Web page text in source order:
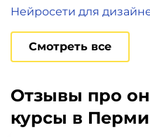
Нейросети для
Смотреть все
Отзывы про
курсы в Перми